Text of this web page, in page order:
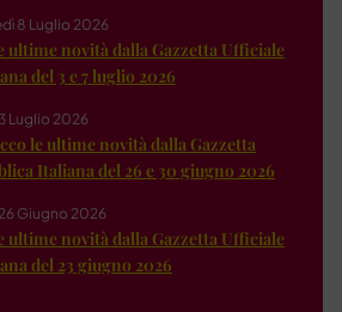
8 Luglio 2026
ultime novità dalla Gazzetta Ufficiale
del 3 e 7 luglio 2026
Luglio 2026
le ultime novità dalla Gazzetta
Italiana del 26 e 30 giugno 2026
Giugno 2026
ultime novità dalla Gazzetta Ufficiale
del 23 giugno 2026